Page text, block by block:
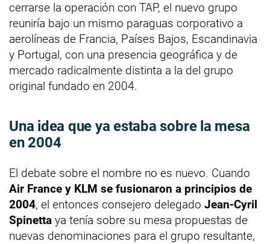
cerrarse la operación con TAP, el nuevo grupo
reuniría bajo un mismo paraguas corporativo a
aerolíneas de Francia, Países Bajos, Escandinavia
y Portugal, con una presencia geográfica y de
mercado radicalmente distinta a la del grupo
original fundado en 2004.
Una idea que ya estaba sobre la mesa
en 2004
El debate sobre el nombre no es nuevo. Cuando
Air France y KLM se fusionaron a principios de
2004, el entonces consejero delegado Jean-Cyril
Spinetta ya tenía sobre su mesa propuestas de
nuevas denominaciones para el grupo resultante,